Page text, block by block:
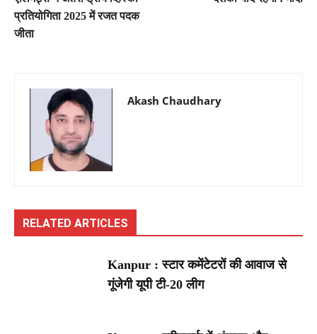
प्रतियोगिता 2025 में रजत पदक
जीता
Akash Chaudhary
RELATED ARTICLES
Kanpur : स्टार कमेंटेटरों की आवाज से
गूंजेगी यूपी टी-20 लीग